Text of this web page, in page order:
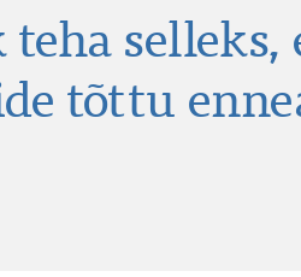
tõttu